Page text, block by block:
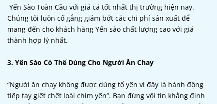
Yến Sào Toàn Cầu với giá cả tốt nhất thị trường hiện nay.
Chúng tôi luôn cố gắng giảm bớt các chi phí sản xuất để
mang đến cho khách hàng Yến sào chất lượng cao với giá
thành hợp lý nhất.
3. Yến Sào Có Thể Dùng Cho Người Ăn Chay
“Người ăn chay không được dùng tổ yến vì đây là hành động
tiếp tay giết chết loài chim yến”. Bạn đừng vội tin khẳng định